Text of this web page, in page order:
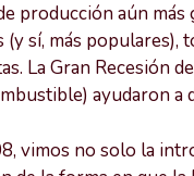
producción aún más
sí, más populares),
La Gran Recesión
ayudaron
vimos no solo la